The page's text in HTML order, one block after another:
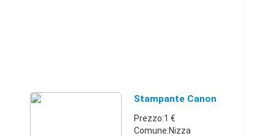
Stampante Canon
Prezzo:1 €
Comune:Nizza